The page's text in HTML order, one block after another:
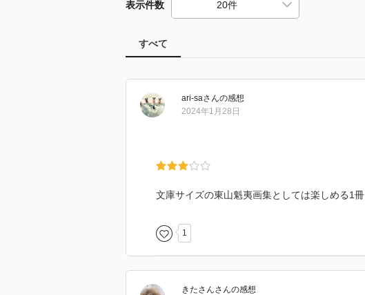
表示件数
すべて
ari-saさんの感想
2024年1月28日
文庫サイズの東山魁夷画集としては楽しめる1冊
1
きたさんさんの感想